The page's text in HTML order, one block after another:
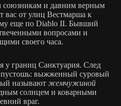
союзникам и давним верным
вас от улиц Вестмарша к
еще по Diablo II. Бывший
вопросами и
своего часа.
у границ Санктуария. След
пустошь: выжженный суровый
называют жемчужиной
солнцем и коварными
враг.